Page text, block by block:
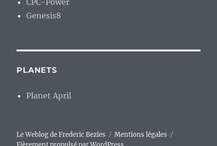
CPC-Power
Genesis8
PLANETS
Planet April
Le Weblog de Frederic Bezies
Mentions légales